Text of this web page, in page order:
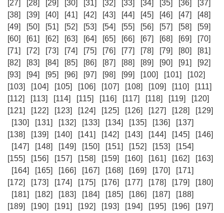
[27]
[28] [29] [30] [31] [32] [33] [34] [35] [36]
[37]
[38]
[39] [40] [41] [42] [43] [44] [45] [46] [47]
[48]
[49]
[50] [51] [52] [53] [54] [55] [56] [57] [58]
[59]
[60]
[61] [62] [63] [64] [65] [66] [67] [68] [69]
[70]
[71]
[72] [73] [74] [75] [76] [77] [78] [79] [80]
[81]
[82]
[83] [84] [85] [86] [87] [88] [89] [90] [91]
[92]
[93]
[94] [95] [96] [97] [98] [99] [100] [101]
[102]
[103]
[104] [105] [106] [107] [108] [109] [110]
[111]
[112]
[113] [114] [115] [116] [117] [118] [119]
[120]
[121]
[122] [123] [124] [125] [126] [127] [128]
[129]
[130]
[131] [132] [133] [134] [135] [136]
[137]
[138]
[139] [140] [141] [142] [143] [144] [145]
[146]
[147]
[148] [149] [150] [151] [152] [153]
[154]
[155]
[156] [157] [158] [159] [160] [161] [162]
[163]
[164]
[165] [166] [167] [168] [169] [170]
[171]
[172]
[173] [174] [175] [176] [177] [178] [179]
[180]
[181]
[182] [183] [184] [185] [186] [187]
[188]
[189]
[190] [191] [192] [193] [194] [195] [196]
[197]